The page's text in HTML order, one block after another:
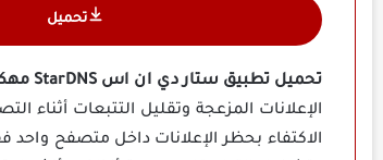
تحميل
تحميل تطبيق ستار دي ان اس StarDNS مهكر
الإعلانات المزعجة وتقليل التتبعات
الاكتفاء بحظر الإعلانات داخل متصفح